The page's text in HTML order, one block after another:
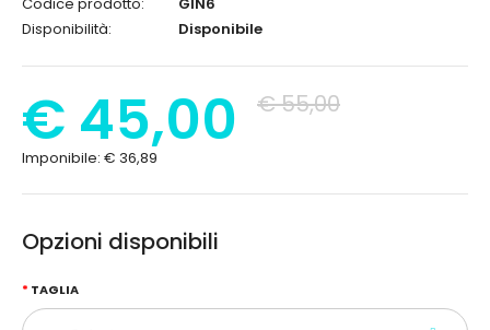
Disponibilità:
Disponibile
€ 45,00 € 55,00
Imponibile: € 36,89
Opzioni disponibili
TAGLIA